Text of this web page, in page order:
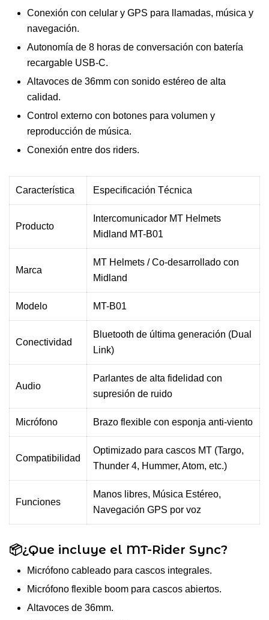
Conexión con celular y GPS para llamadas, música y
navegación.
Autonomía de 8 horas de conversación con batería
recargable USB-C.
Altavoces de 36mm con sonido estéreo de alta
calidad.
Control externo con botones para volumen y
reproducción de música.
Conexión entre dos riders.
Característica Especificación Técnica
Producto
Intercomunicador MT Helmets
Midland MT-B01
Marca
MT Helmets / Co-desarrollado con
Midland
Modelo MT-B01
Conectividad
Bluetooth de última generación (Dual
Link)
Audio
Parlantes de alta fidelidad con
supresión de ruido
Micrófono Brazo flexible con esponja anti-viento
Compatibilidad
Optimizado para cascos MT (Targo,
Thunder 4, Hummer, Atom, etc.)
Funciones
Manos libres, Música Estéreo,
Navegación GPS por voz
📦¿Que incluye el MT-Rider Sync?
Micrófono cableado para cascos integrales.
Micrófono flexible boom para cascos abiertos.
Altavoces de 36mm.